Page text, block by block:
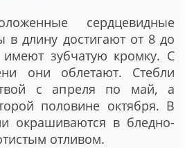
сердцевидные
в длину достигают от 8 до
зубчатую кромку. С
они облетают. Стебли
с апреля по май, а
половине октября. В
окрашиваются в бледно-
отливом.